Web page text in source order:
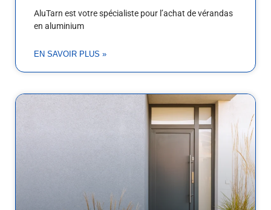
AluTarn est votre spécialiste pour l’achat de vérandas
en aluminium
EN SAVOIR PLUS »